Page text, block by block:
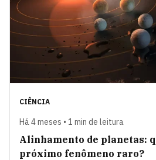
CIÊNCIA
Há 4 meses • 1 min de leitura
Alinhamento de planetas:
próximo fenômeno raro?